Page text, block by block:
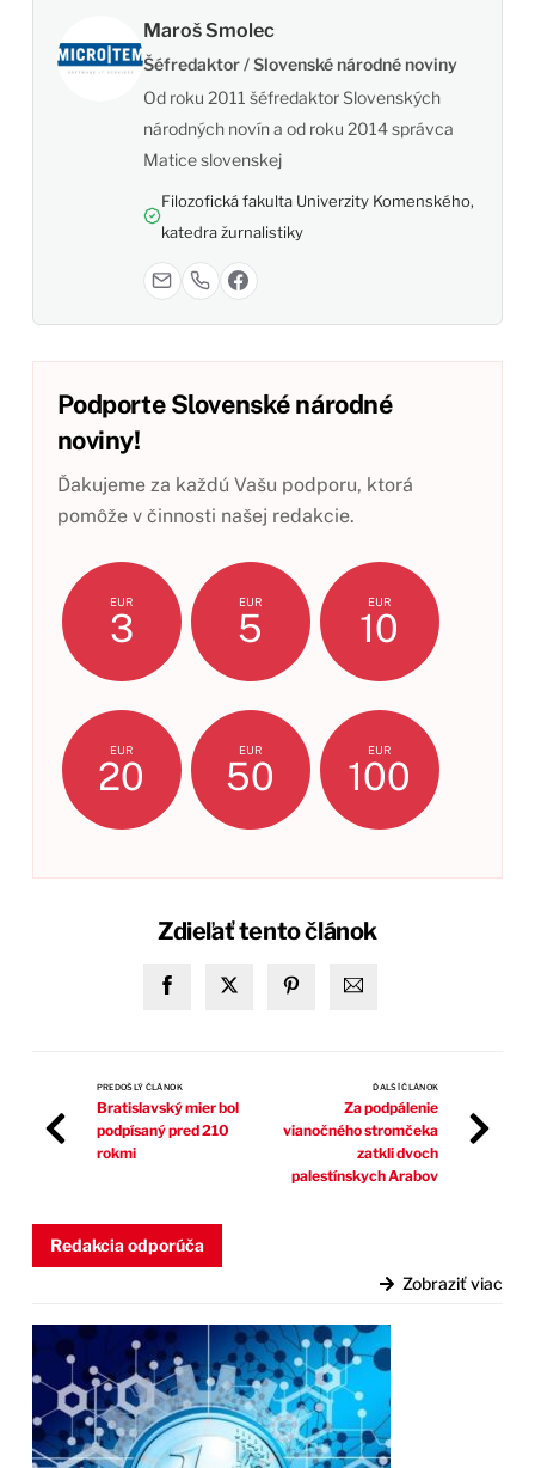
Maroš Smolec
Šéfredaktor / Slovenské národné noviny
Od roku 2011 šéfredaktor Slovenských
národných novín a od roku 2014 správca
Matice slovenskej
Filozofická fakulta Univerzity Komenského,
katedra žurnalistiky
Podporte Slovenské národné
noviny!
Ďakujeme za každú Vašu podporu, ktorá
pomôže v činnosti našej redakcie.
EUR
3
EUR
5
EUR
10
EUR
20
EUR
50
EUR
100
Zdieľať tento článok
PREDOŠLÝ ČLÁNOK
Bratislavský mier bol
podpísaný pred 210
rokmi
ĎALŠÍ ČLÁNOK
Za podpálenie
vianočného stromčeka
zatkli dvoch
palestínskych Arabov
Redakcia odporúča
Zobraziť viac